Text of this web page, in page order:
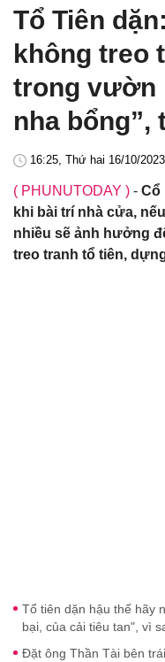
Tổ Tiên
không treo
trong vườn
nha bổng”,
16:25, Thứ hai 16/10/2023
( PHUNUTODAY ) - Cổ
khi bài trí nhà cửa,
nhiều sẽ ảnh hưởng
treo tranh tổ tiên,
Tổ tiên dặn hậu thế hãy
bại, của cải tiêu tan", vì
Đặt ông Thần Tài bên